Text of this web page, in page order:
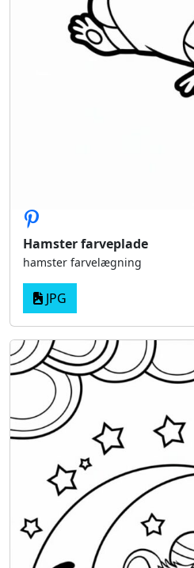
Hamster farveplade
hamster farvelægning
JPG